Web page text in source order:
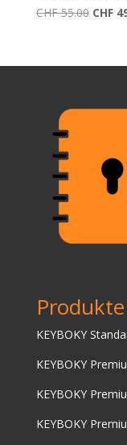
CHF55.00
CHF
CHF
Produkte
KEYBOKY
KEYBOKY
KEYBOKY
KEYBOKY